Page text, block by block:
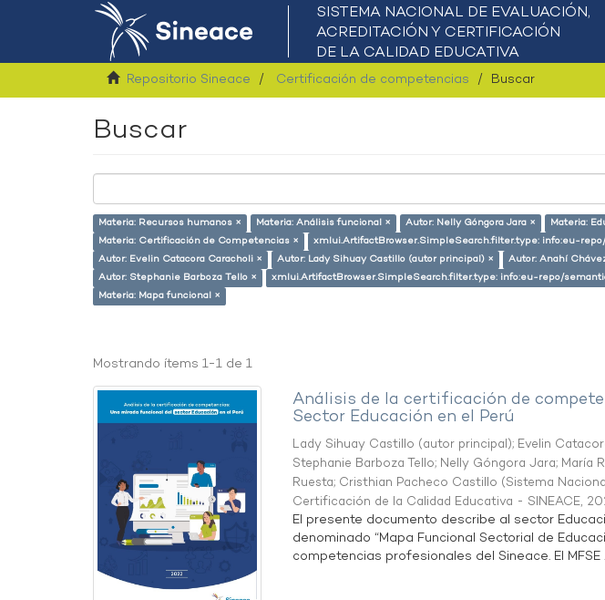
Repositorio Sineace Certificación de competencias Buscar
Buscar
Materia: Recursos humanos × Materia: Análisis funcional × Autor: Nelly Góngora Jara ×
Materia:
Materia: Certificación de Competencias ×
xmlui.ArtifactBrowser.SimpleSearch.filter.type: info:eu-
Autor: Evelin Catacora Caracholi ×
Autor: Lady Sihuay Castillo (autor principal) × Autor: Anahí
Autor: Stephanie Barboza Tello ×
xmlui.ArtifactBrowser.SimpleSearch.filter.type: info:eu-repo/
Materia: Mapa funcional ×
Mostrando ítems 1-1 de 1
Análisis de la certificación de
Sector Educación en el Perú
Lady Sihuay Castillo (autor principal); Evelin
Stephanie Barboza Tello; Nelly Góngora Jara; María
Ruesta; Cristhian Pacheco Castillo (Sistema
Certificación de la Calidad Educativa - SINEACE,
El presente documento describe al sector
denominado “Mapa Funcional Sectorial de
competencias profesionales del Sineace. El MFSE